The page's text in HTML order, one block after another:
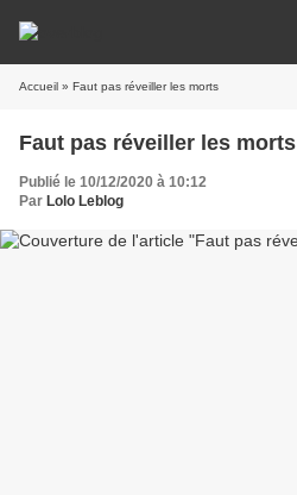
Accueil » Faut pas réveiller les morts
Faut pas réveiller les morts
Publié le 10/12/2020 à 10:12
Par Lolo Leblog